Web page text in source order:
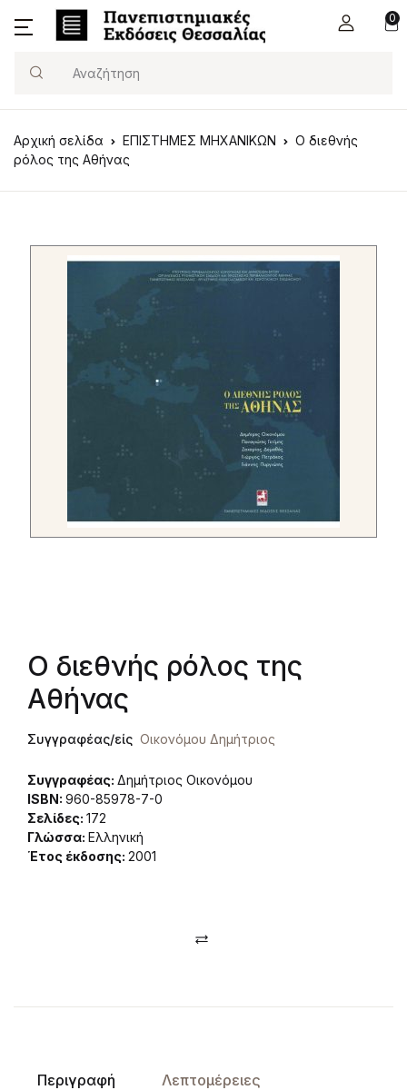
0
Search
Αρχική σελίδα ΕΠΙΣΤΗΜΕΣ ΜΗΧΑΝΙΚΩΝ
Ο διεθνής
ρόλος της Αθήνας
Ο διεθνής ρόλος της
Αθήνας
Συγγραφέας/είς Οικονόμου Δημήτριος
Συγγραφέας: Δημήτριος Οικονόμου
ISBN: 960-85978-7-0
Σελίδες: 172
Γλώσσα: Ελληνική
Έτος έκδοσης: 2001
Περιγραφή Λεπτομέρειες